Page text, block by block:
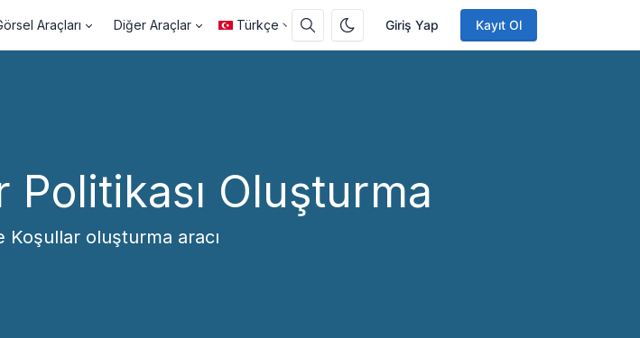
Giriş Yap Kayıt Ol
Araçları Diğer Araçlar Türkçe
Oluşturma
Koşullar oluşturma aracı